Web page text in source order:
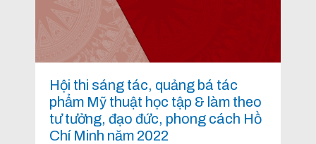
Hội thi sáng tác, quảng bá tác
phẩm Mỹ thuật học tập & làm theo
tư tưởng, đạo đức, phong cách Hồ
Chí Minh năm 2022